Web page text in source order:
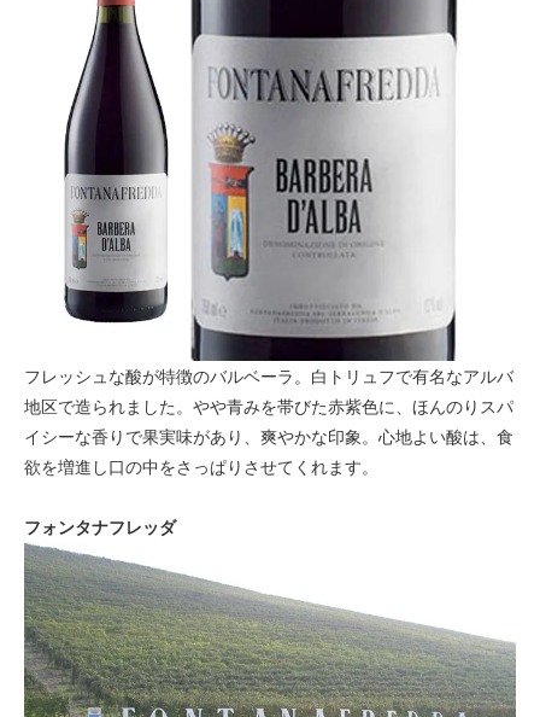
フレッシュな酸が特徴のバルベーラ。白トリュフで有名なアルバ
地区で造られました。やや青みを帯びた赤紫色に、ほんのりスパ
イシーな香りで果実味があり、爽やかな印象。心地よい酸は、食
欲を増進し口の中をさっぱりさせてくれます。
フォンタナフレッダ